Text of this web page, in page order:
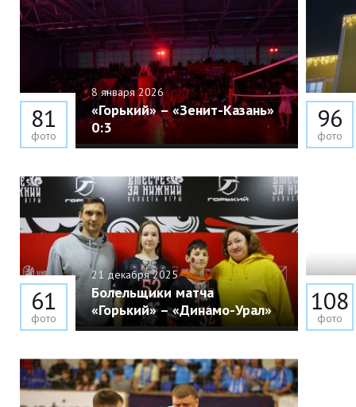
8 января 2026
«Горький» – «Зенит-Казань»
0:3
81
фото
96
фото
21 декабря 2025
Болельщики матча
«Горький» – «Динамо-Урал»
61
фото
108
фото